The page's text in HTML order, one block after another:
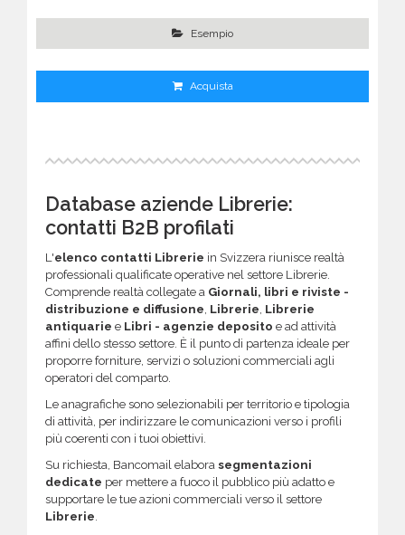
Esempio
Acquista
Database aziende Librerie:
contatti B2B profilati
L'elenco contatti Librerie in Svizzera riunisce realtà
professionali qualificate operative nel settore Librerie.
Comprende realtà collegate a Giornali, libri e riviste -
distribuzione e diffusione, Librerie, Librerie
antiquarie e Libri - agenzie deposito e ad attività
affini dello stesso settore. È il punto di partenza ideale per
proporre forniture, servizi o soluzioni commerciali agli
operatori del comparto.
Le anagrafiche sono selezionabili per territorio e tipologia
di attività, per indirizzare le comunicazioni verso i profili
più coerenti con i tuoi obiettivi.
Su richiesta, Bancomail elabora segmentazioni
dedicate per mettere a fuoco il pubblico più adatto e
supportare le tue azioni commerciali verso il settore
Librerie.